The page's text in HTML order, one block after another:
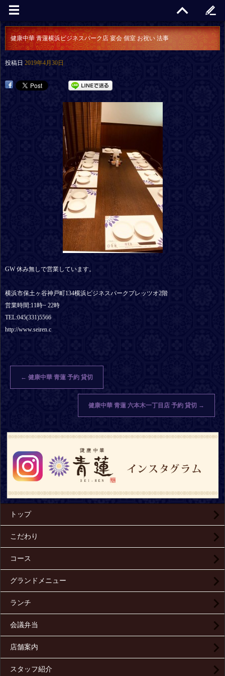
健康中華 青蓮横浜ビジネスパーク店 宴会 個室 お祝い 法事
投稿日 2019年4月30日
GW 休み無しで営業しています。
横浜市保土ヶ谷神戸町134横浜ビジネスパークプレッツオ2階
営業時間:11時~ 22時
TEL:045(331)5566
http://www.seiren.c
← 健康中華 青蓮 予約 貸切
健康中華 青蓮 六本木一丁目店 予約 貸切 →
トップ
こだわり
コース
グランドメニュー
ランチ
会議弁当
店舗案内
スタッフ紹介